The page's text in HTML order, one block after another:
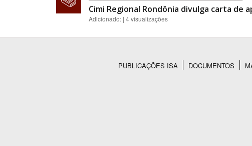
Cimi Regional Rondônia divulga carta de
Adicionado: | 4 visualizações
PUBLICAÇÕES ISA DOCUMENTOS